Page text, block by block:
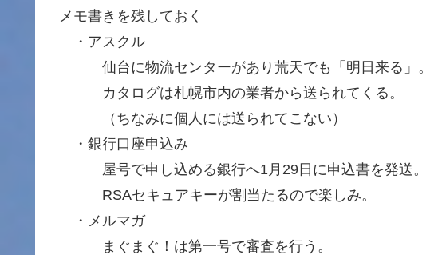
メモ書きを残しておく
・アスクル
仙台に物流センターがあり荒天でも「明日来る」。
カタログは札幌市内の業者から送られてくる。
（ちなみに個人には送られてこない）
・銀行口座申込み
屋号で申し込める銀行へ1月29日に申込書を発送。
RSAセキュアキーが割当たるので楽しみ。
・メルマガ
まぐまぐ！は第一号で審査を行う。